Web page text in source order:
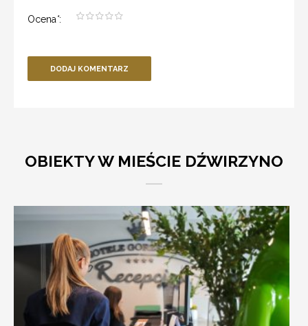
Ocena*:
DODAJ KOMENTARZ
OBIEKTY W MIEŚCIE DŹWIRZYNO